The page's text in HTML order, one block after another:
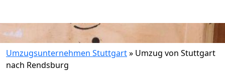
Umzugsunternehmen Stuttgart» Umzug von Stuttgart
nach Rendsburg